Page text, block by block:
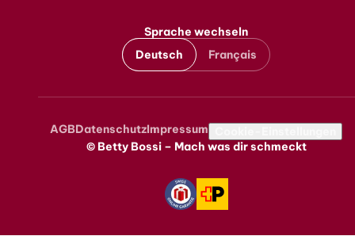
Sprache wechseln
Deutsch
Français
Metanavigation
AGBDatenschutzImpressum
© Betty Bossi – Mach was dir schmeckt